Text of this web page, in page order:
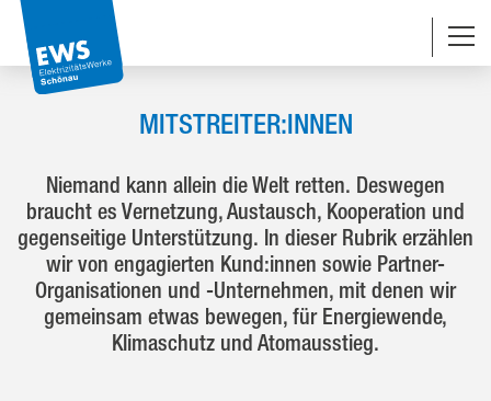
Navigationsabkürzungen
Zum Inhalt springen (Accesskey '1')
Zur Navigation springen (Accesskey '3')
Zur Suche springen (Accesskey '2')
MITSTREITER:INNEN
Niemand kann allein die Welt retten. Deswegen
braucht es Vernetzung, Austausch, Kooperation und
gegenseitige Unterstützung. In dieser Rubrik erzählen
wir von engagierten Kund:innen sowie Partner-
Organisationen und -Unternehmen, mit denen wir
gemeinsam etwas bewegen, für Energiewende,
Klimaschutz und Atomausstieg.